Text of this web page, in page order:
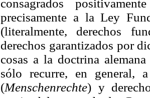
consagrados
precisamente a la Ley
(literalmente, derechos
derechos garantizados por
cosas a la doctrina
sólo recurre, en general,
(Menschenrechte) y